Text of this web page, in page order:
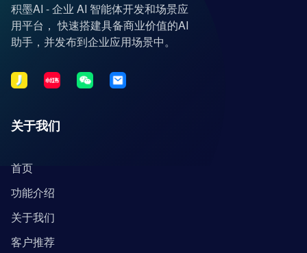
积墨AI - 企业 AI 智能体开发和场景应
用平台， 快速搭建具备商业价值的AI
助手，并发布到企业应用场景中。
关于我们
首页
功能介绍
关于我们
客户推荐